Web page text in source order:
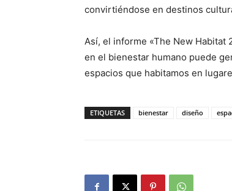
convirtiéndose en destinos
Así, el informe «The New Habitat
en el bienestar humano puede
espacios que habitamos en
ETIQUETAS bienestar diseño